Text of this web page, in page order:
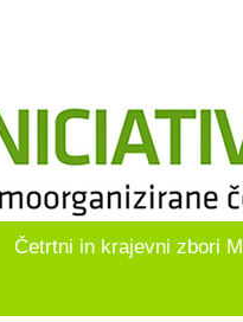
Četrtni in krajevni zbori